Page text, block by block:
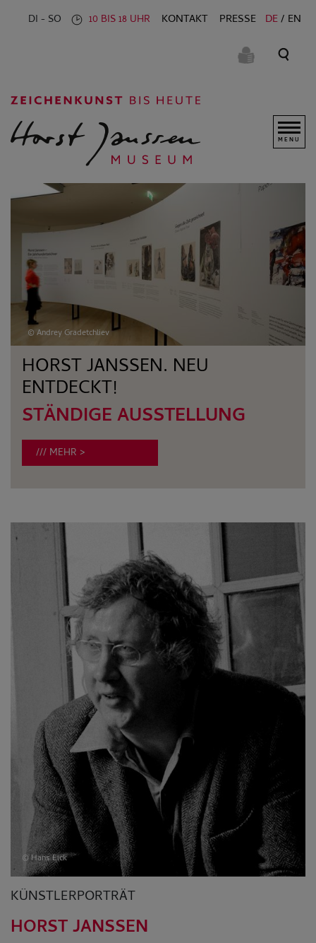
DI - SO 10 BIS 18 UHR KONTAKT PRESSE DE EN
MENU
© Andrey Gradetchliev
HORST JANSSEN. NEU
ENTDECKT!
STÄNDIGE AUSSTELLUNG
MEHR
© Hans Eick
KÜNSTLERPORTRÄT
HORST JANSSEN